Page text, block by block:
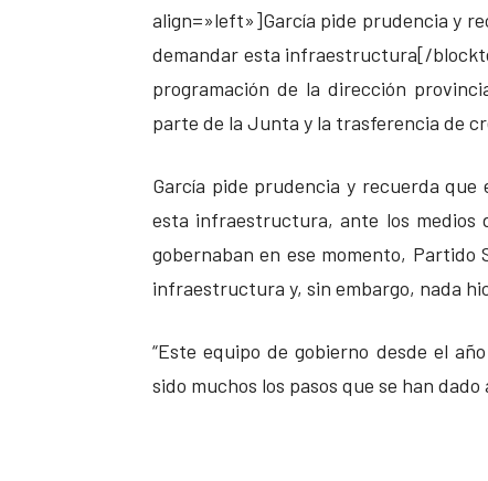
align=»left»]García pide prudencia y
demandar esta infraestructura[/
programación de la dirección
parte de la Junta y la trasferencia de
García pide prudencia y recuerda que
esta infraestructura, ante los medios
gobernaban en ese momento, Partido
infraestructura y, sin embargo, nada
“Este equipo de gobierno desde el
sido muchos los pasos que se han dado